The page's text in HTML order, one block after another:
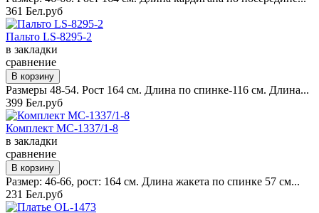
361 Бел.руб
Пальто LS-8295-2
в закладки
сравнение
Размеры 48-54. Рост 164 см. Длина по спинке-116 см. Длина...
399 Бел.руб
Комплект MC-1337/1-8
в закладки
сравнение
Размер: 46-66, рост: 164 см. Длина жакета по спинке 57 см...
231 Бел.руб